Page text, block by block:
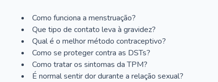
Como funciona a menstruação?
Que tipo de contato leva à gravidez?
Qual é o melhor método contraceptivo?
Como se proteger contra as DSTs?
Como tratar os sintomas da TPM?
É normal sentir dor durante a relação sexual?